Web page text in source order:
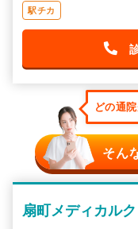
駅チカ
どの通
そん
扇町メディカル